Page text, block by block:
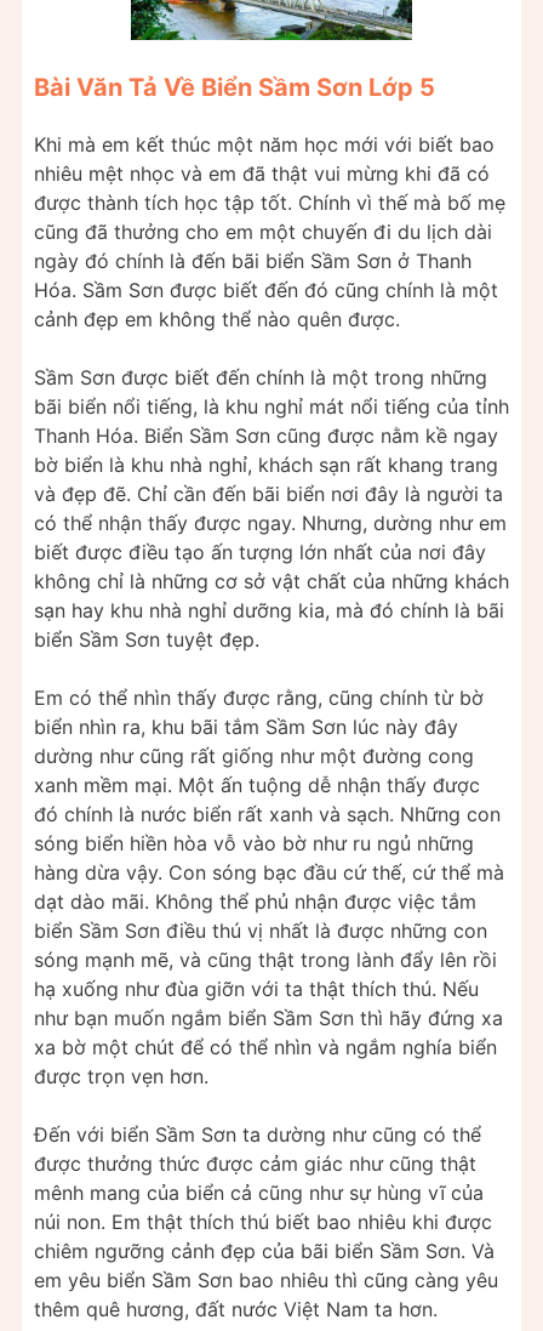
Bài Văn Tả Về Biển Sầm Sơn Lớp 5
Khi mà em kết thúc một năm học mới với biết bao
nhiêu mệt nhọc và em đã thật vui mừng khi đã có
được thành tích học tập tốt. Chính vì thế mà bố mẹ
cũng đã thưởng cho em một chuyến đi du lịch dài
ngày đó chính là đến bãi biển Sầm Sơn ở Thanh
Hóa. Sầm Sơn được biết đến đó cũng chính là một
cảnh đẹp em không thể nào quên được.
Sầm Sơn được biết đến chính là một trong những
bãi biển nổi tiếng, là khu nghỉ mát nổi tiếng của tỉnh
Thanh Hóa. Biển Sầm Sơn cũng được nằm kề ngay
bờ biển là khu nhà nghỉ, khách sạn rất khang trang
và đẹp đẽ. Chỉ cần đến bãi biển nơi đây là người ta
có thể nhận thấy được ngay. Nhưng, dường như em
biết được điều tạo ấn tượng lớn nhất của nơi đây
không chỉ là những cơ sở vật chất của những khách
sạn hay khu nhà nghỉ dưỡng kia, mà đó chính là bãi
biển Sầm Sơn tuyệt đẹp.
Em có thể nhìn thấy được rằng, cũng chính từ bờ
biển nhìn ra, khu bãi tắm Sầm Sơn lúc này đây
dường như cũng rất giống như một đường cong
xanh mềm mại. Một ấn tuộng dễ nhận thấy được
đó chính là nước biển rất xanh và sạch. Những con
sóng biển hiền hòa vỗ vào bờ như ru ngủ những
hàng dừa vậy. Con sóng bạc đầu cứ thế, cứ thể mà
dạt dào mãi. Không thể phủ nhận được việc tắm
biển Sầm Sơn điều thú vị nhất là được những con
sóng mạnh mẽ, và cũng thật trong lành đẩy lên rồi
hạ xuống như đùa giỡn với ta thật thích thú. Nếu
như bạn muốn ngắm biển Sầm Sơn thì hãy đứng xa
xa bờ một chút để có thể nhìn và ngắm nghía biển
được trọn vẹn hơn.
Đến với biển Sầm Sơn ta dường như cũng có thể
được thưởng thức được cảm giác như cũng thật
mênh mang của biển cả cũng như sự hùng vĩ của
núi non. Em thật thích thú biết bao nhiêu khi được
chiêm ngưỡng cảnh đẹp của bãi biển Sầm Sơn. Và
em yêu biển Sầm Sơn bao nhiêu thì cũng càng yêu
thêm quê hương, đất nước Việt Nam ta hơn.